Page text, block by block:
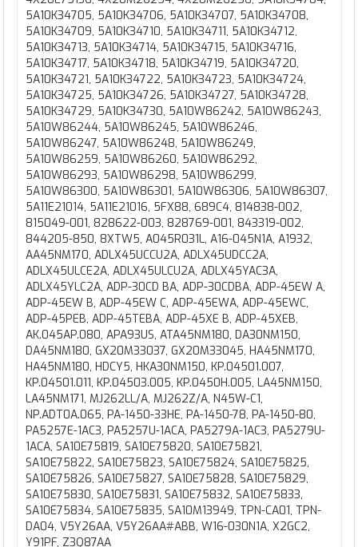
5A10K34705, 5A10K34706, 5A10K34707, 5A10K34708,
5A10K34709, 5A10K34710, 5A10K34711, 5A10K34712,
5A10K34713, 5A10K34714, 5A10K34715, 5A10K34716,
5A10K34717, 5A10K34718, 5A10K34719, 5A10K34720,
5A10K34721, 5A10K34722, 5A10K34723, 5A10K34724,
5A10K34725, 5A10K34726, 5A10K34727, 5A10K34728,
5A10K34729, 5A10K34730, 5A10W86242, 5A10W86243,
5A10W86244, 5A10W86245, 5A10W86246,
5A10W86247, 5A10W86248, 5A10W86249,
5A10W86259, 5A10W86260, 5A10W86292,
5A10W86293, 5A10W86298, 5A10W86299,
5A10W86300, 5A10W86301, 5A10W86306, 5A10W86307,
5A11E21014, 5A11E21016, 5FX88, 689C4, 814838-002,
815049-001, 828622-003, 828769-001, 843319-002,
844205-850, 8XTW5, A045R031L, A16-045N1A, A1932,
AA45NM170, ADLX45UCCU2A, ADLX45UDCC2A,
ADLX45ULCE2A, ADLX45ULCU2A, ADLX45YAC3A,
ADLX45YLC2A, ADP-30CD BA, ADP-30CDBA, ADP-45EW A,
ADP-45EW B, ADP-45EW C, ADP-45EWA, ADP-45EWC,
ADP-45PEB, ADP-45TEBA, ADP-45XE B, ADP-45XEB,
AK.045AP.080, APA93US, ATA45NM180, DA30NM150,
DA45NM180, GX20M33037, GX20M33045, HA45NM170,
HA45NM180, HDCY5, HKA30NM150, KP.04501.007,
KP.04501.011, KP.04503.005, KP.0450H.005, LA45NM150,
LA45NM171, MJ262LL/A, MJ262Z/A, N45W-C1,
NP.ADT0A.065, PA-1450-33HE, PA-1450-78, PA-1450-80,
PA5257E-1AC3, PA5257U-1ACA, PA5279A-1AC3, PA5279U-
1ACA, SA10E75819, SA10E75820, SA10E75821,
SA10E75822, SA10E75823, SA10E75824, SA10E75825,
SA10E75826, SA10E75827, SA10E75828, SA10E75829,
SA10E75830, SA10E75831, SA10E75832, SA10E75833,
SA10E75834, SA10E75835, SA10M13949, TPN-CA01, TPN-
DA04, V5Y26AA, V5Y26AA#ABB, W16-030N1A, X2GC2,
Y91PF, Z3Q87AA